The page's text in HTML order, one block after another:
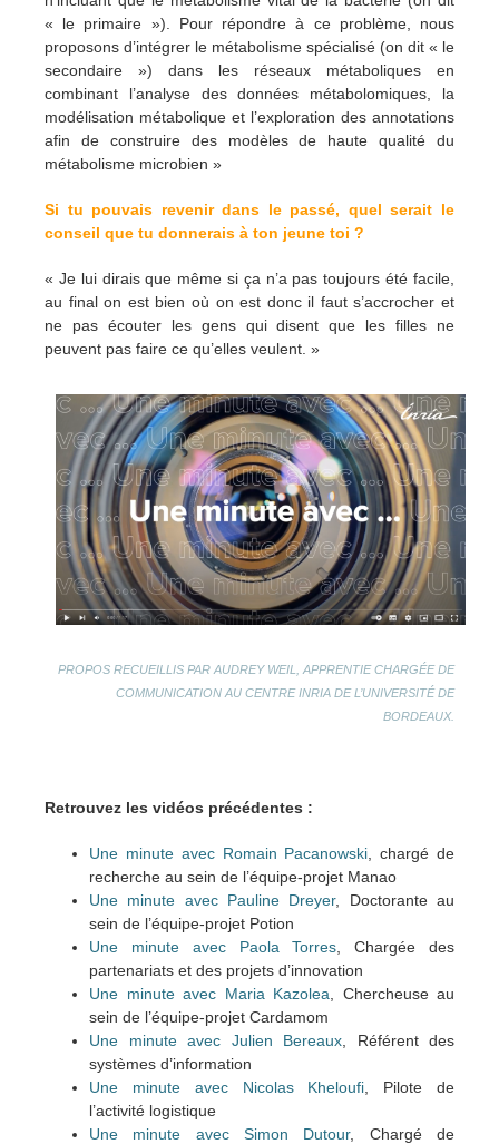
« le primaire »). Pour répondre à ce problème, nous
proposons d’intégrer le métabolisme spécialisé (on dit « le
secondaire ») dans les réseaux métaboliques en
combinant l’analyse des données métabolomiques, la
modélisation métabolique et l’exploration des annotations
afin de construire des modèles de haute qualité du
métabolisme microbien »
Si tu pouvais revenir dans le passé, quel serait le
conseil que tu donnerais à ton jeune toi ?
« Je lui dirais que même si ça n’a pas toujours été facile,
au final on est bien où on est donc il faut s’accrocher et
ne pas écouter les gens qui disent que les filles ne
peuvent pas faire ce qu’elles veulent. »
PROPOS RECUEILLIS PAR AUDREY WEIL, APPRENTIE CHARGÉE DE
COMMUNICATION AU CENTRE INRIA DE L’UNIVERSITÉ DE
BORDEAUX.
Retrouvez les vidéos précédentes :
Une minute avec Romain Pacanowski , chargé de
recherche au sein de l’équipe-projet Manao
Une minute avec Pauline Dreyer, Doctorante au
sein de l’équipe-projet Potion
Une minute avec Paola Torres , Chargée des
partenariats et des projets d’innovation
Une minute avec Maria Kazolea , Chercheuse au
sein de l’équipe-projet Cardamom
Une minute avec Julien Bereaux , Référent des
systèmes d’information
Une minute avec Nicolas Kheloufi , Pilote de
l’activité logistique
Une minute avec Simon Dutour, Chargé de